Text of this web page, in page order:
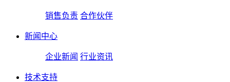
销售负责 合作伙伴
新闻中心
企业新闻 行业资讯
技术支持